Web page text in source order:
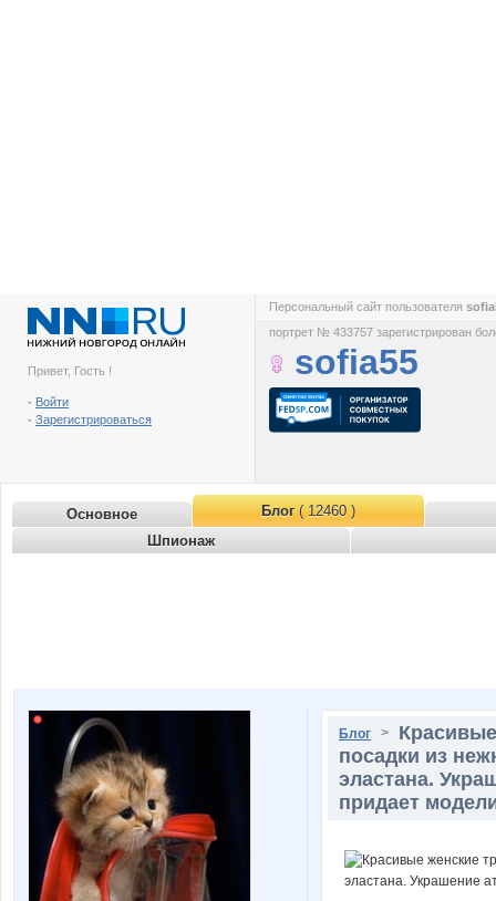
Привет, Гость !
- Войти
- Зарегистрироваться
Персональный сайт пользователя
портрет № 433757 зарегистрирован
sofia55
Основное Блог( 12460 )
Шпионаж
Блог >
посадки из
эластана.
придает